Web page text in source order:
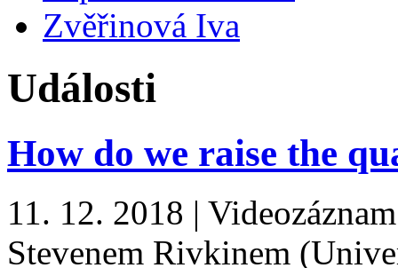
Zvěřinová Iva
Události
How do we raise the
11. 12. 2018 |
Stevenem Rivkinem